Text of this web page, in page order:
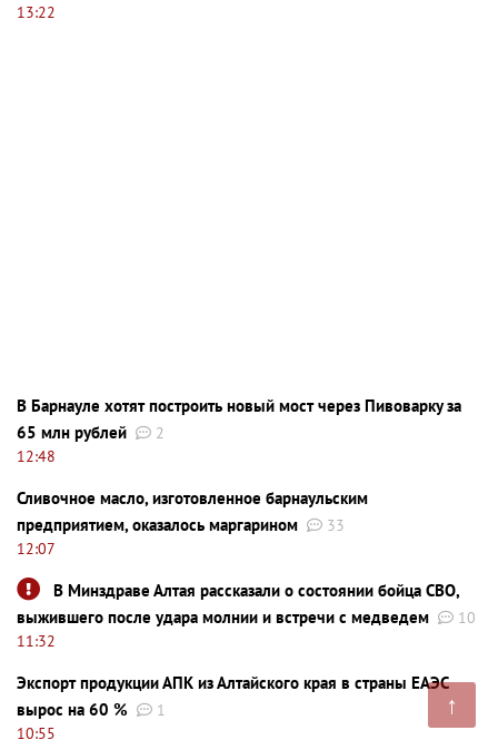
↑
13:22
В Барнауле хотят построить новый мост через Пивоварку за
65 млн рублей
2
12:48
Сливочное масло, изготовленное барнаульским
предприятием, оказалось маргарином
33
12:07
В Минздраве Алтая рассказали о состоянии бойца СВО,
выжившего после удара молнии и встречи с медведем
10
11:32
Экспорт продукции АПК из Алтайского края в страны ЕАЭС
вырос на 60 %
1
10:55